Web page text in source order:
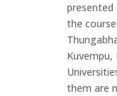
the
Kuvempu,
them are